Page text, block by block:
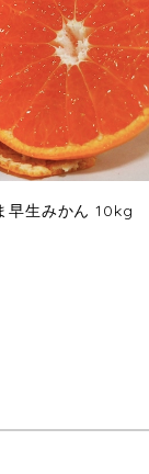
早生みかん 10kg